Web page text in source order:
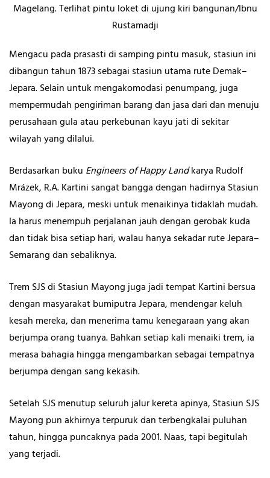
Magelang. Terlihat pintu loket di ujung kiri bangunan/Ibnu
Rustamadji
Mengacu pada prasasti di samping pintu masuk, stasiun ini
dibangun tahun 1873 sebagai stasiun utama rute Demak–
Jepara. Selain untuk mengakomodasi penumpang, juga
mempermudah pengiriman barang dan jasa dari dan menuju
perusahaan gula atau perkebunan kayu jati di sekitar
wilayah yang dilalui.
Berdasarkan buku Engineers of Happy Landkarya Rudolf
Mrázek, R.A. Kartini sangat bangga dengan hadirnya Stasiun
Mayong di Jepara, meski untuk menaikinya tidaklah mudah.
Ia harus menempuh perjalanan jauh dengan gerobak kuda
dan tidak bisa setiap hari, walau hanya sekadar rute Jepara–
Semarang dan sebaliknya.
Trem SJS di Stasiun Mayong juga jadi tempat Kartini bersua
dengan masyarakat bumiputra Jepara, mendengar keluh
kesah mereka, dan menerima tamu kenegaraan yang akan
berjumpa orang tuanya. Bahkan setiap kali menaiki trem, ia
merasa bahagia hingga mengambarkan sebagai tempatnya
berjumpa dengan sang kekasih.
Setelah SJS menutup seluruh jalur kereta apinya, Stasiun SJS
Mayong pun akhirnya terpuruk dan terbengkalai puluhan
tahun, hingga puncaknya pada 2001. Naas, tapi begitulah
yang terjadi.